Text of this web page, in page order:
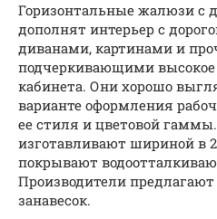
Горизонтальные жалюзи
дополнят интерьер с
диванами, картинами и
подчеркивающими
кабинета. Они хорошо
варианте оформления
ее стиля и цветовой
изготавливают шириной в
покрывают
Производители предлагают
занавесок.